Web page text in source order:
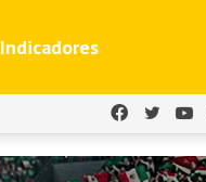
Indicadores
Facebook